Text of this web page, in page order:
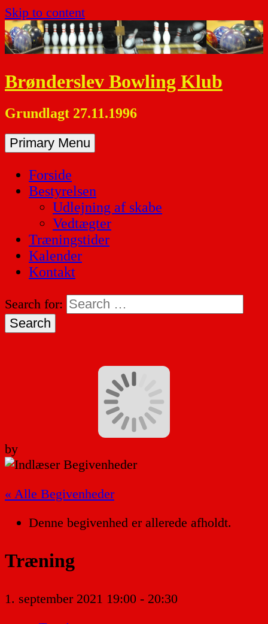
Skip to content
Brønderslev Bowling Klub
Grundlagt 27.11.1996
Primary Menu
Forside
Bestyrelsen
Udlejning af skabe
Vedtægter
Træningstider
Kalender
Kontakt
Search for:
by
« Alle Begivenheder
Denne begivenhed er allerede afholdt.
Træning
1. september 2021 19:00 - 20:30